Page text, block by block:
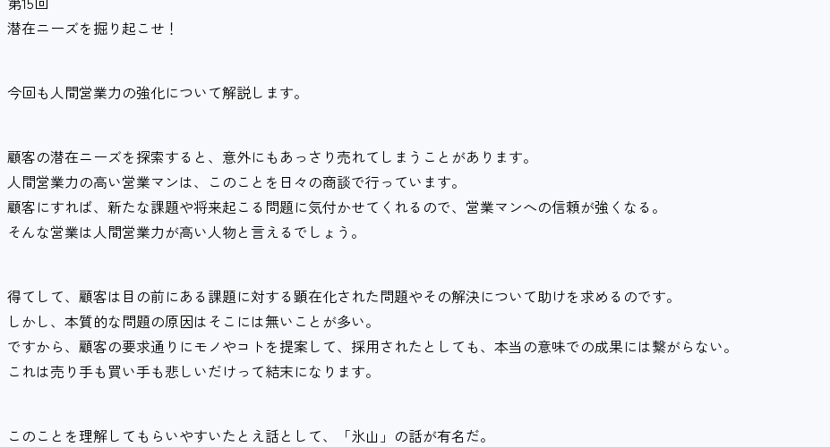
潜在ニーズを掘り起こせ！
今回も人間営業力の強化について解説します。
顧客の潜在ニーズを探索すると、意外にもあっさり売れてしまうことがあります。
人間営業力の高い営業マンは、このことを日々の商談で行っています。
顧客にすれば、新たな課題や将来起こる問題に気付かせてくれるので、営業マンへの信頼が強くなる。
そんな営業は人間営業力が高い人物と言えるでしょう。
得てして、顧客は目の前にある課題に対する顕在化された問題やその解決について助けを求めるのです。
しかし、本質的な問題の原因はそこには無いことが多い。
ですから、顧客の要求通りにモノやコトを提案して、採用されたとしても、本当の意味での成果には繋がらない。
これは売り手も買い手も悲しいだけって結末になります。
このことを理解してもらいやすいたとえ話として、「氷山」の話が有名だ。